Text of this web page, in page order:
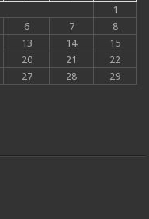
1
6 7
8
13 14
15
20 21
22
27 28
29